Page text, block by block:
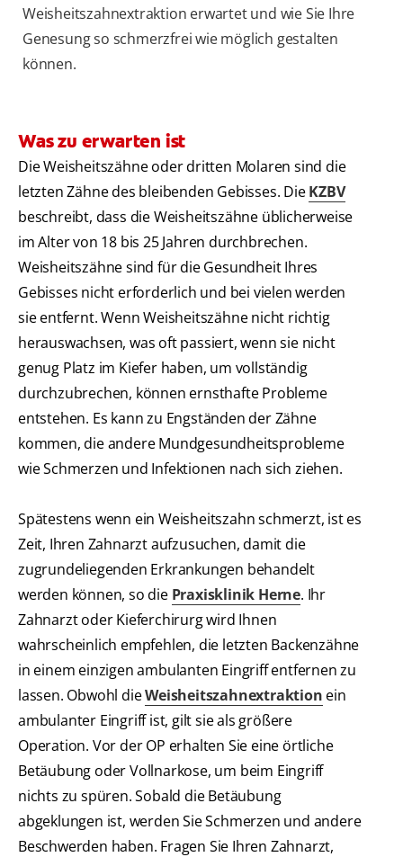
Weisheitszahnextraktion erwartet und wie Sie Ihre
Genesung so schmerzfrei wie möglich gestalten
können.
Was zu erwarten ist
Die Weisheitszähne oder dritten Molaren sind die
letzten Zähne des bleibenden Gebisses. DieKZBV
beschreibt, dass die Weisheitszähne üblicherweise
im Alter von 18 bis 25 Jahren durchbrechen.
Weisheitszähne sind für die Gesundheit Ihres
Gebisses nicht erforderlich und bei vielen werden
sie entfernt. Wenn Weisheitszähne nicht richtig
herauswachsen, was oft passiert, wenn sie nicht
genug Platz im Kiefer haben, um vollständig
durchzubrechen, können ernsthafte Probleme
entstehen. Es kann zu Engständen der Zähne
kommen, die andere Mundgesundheitsprobleme
wie Schmerzen und Infektionen nach sich ziehen.
Spätestens wenn ein Weisheitszahn schmerzt, ist es
Zeit, Ihren Zahnarzt aufzusuchen, damit die
zugrundeliegenden Erkrankungen behandelt
werden können, so die Praxisklinik Herne. Ihr
Zahnarzt oder Kieferchirurg wird Ihnen
wahrscheinlich empfehlen, die letzten Backenzähne
in einem einzigen ambulanten Eingriff entfernen zu
lassen. Obwohl dieWeisheitszahnextraktion ein
ambulanter Eingriff ist, gilt sie als größere
Operation. Vor der OP erhalten Sie eine örtliche
Betäubung oder Vollnarkose, um beim Eingriff
nichts zu spüren. Sobald die Betäubung
abgeklungen ist, werden Sie Schmerzen und andere
Beschwerden haben. Fragen Sie Ihren Zahnarzt,